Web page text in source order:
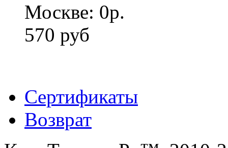
Москве: 0р.
570 руб
Сертификаты
Возврат